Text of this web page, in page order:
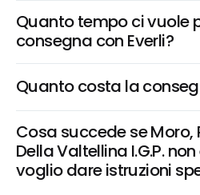
Quanto tempo ci vuole
consegna con Everli?
Quanto costa la
Cosa succede se Moro,
Della Valtellina I.G.P.
voglio dare istruzioni